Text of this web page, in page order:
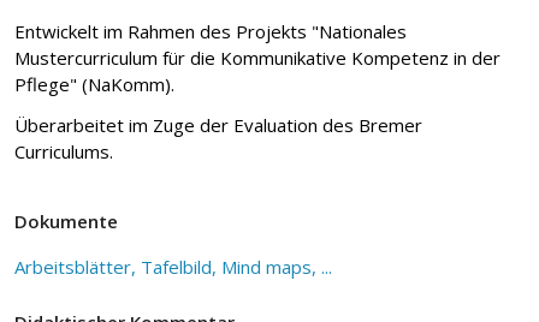
Entwickelt im Rahmen des Projekts "Nationales
Mustercurriculum für die Kommunikative Kompetenz in der
Pflege" (NaKomm).
Überarbeitet im Zuge der Evaluation des Bremer
Curriculums.
Dokumente
Arbeitsblätter, Tafelbild, Mind maps, ...